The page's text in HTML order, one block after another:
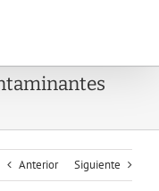
Anterior Siguiente